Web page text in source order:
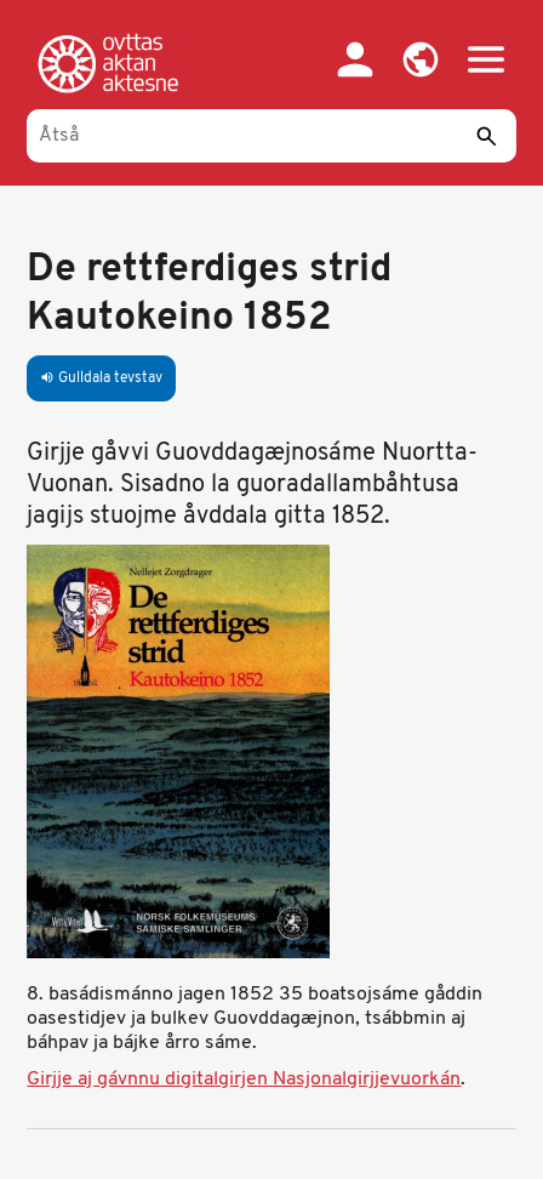
oajvve-
sisadnuj
De rettferdiges strid
Kautokeino 1852
volume_up Gulldala tevstav
Girjje gåvvi Guovddagæjnosáme Nuortta-
Vuonan. Sisadno la guoradallambåhtusa
jagijs stuojme åvddala gitta 1852.
8. basádismánno jagen 1852 35 boatsojsáme gåddin
oasestidjev ja bulkev Guovddagæjnon, tsábbmin aj
báhpav ja bájke årro sáme.
Girjje aj gávnnu digitalgirjen Nasjonalgirjjevuorkán.